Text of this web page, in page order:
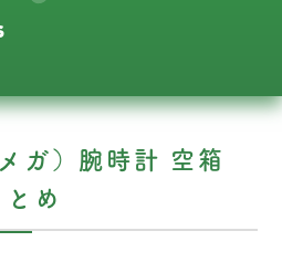
ガ）腕時計 空箱
め